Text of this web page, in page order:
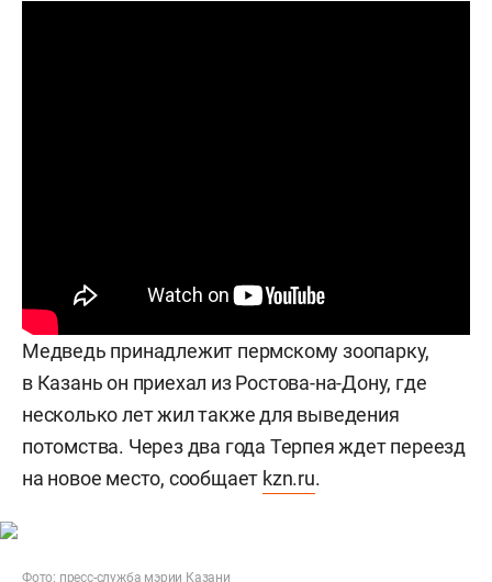
Медведь принадлежит пермскому зоопарку,
в Казань он приехал из Ростова-на-Дону, где
несколько лет жил также для выведения
потомства. Через два года Терпея ждет переезд
на новое место, сообщает kzn.ru.
Фото: пресс-служба мэрии Казани